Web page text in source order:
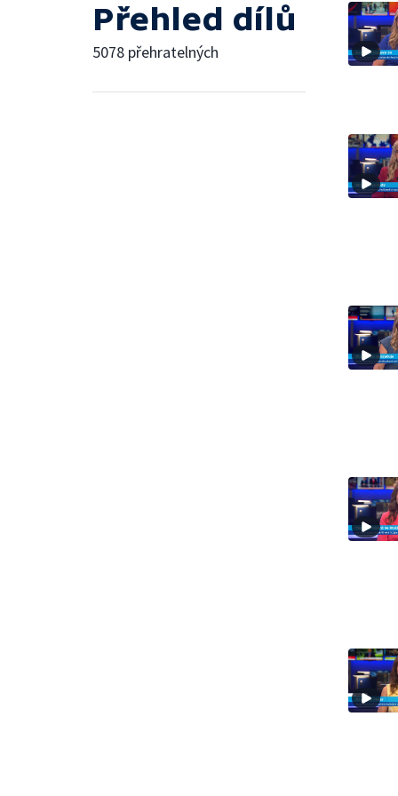
Přehled dílů
5078 přehratelných